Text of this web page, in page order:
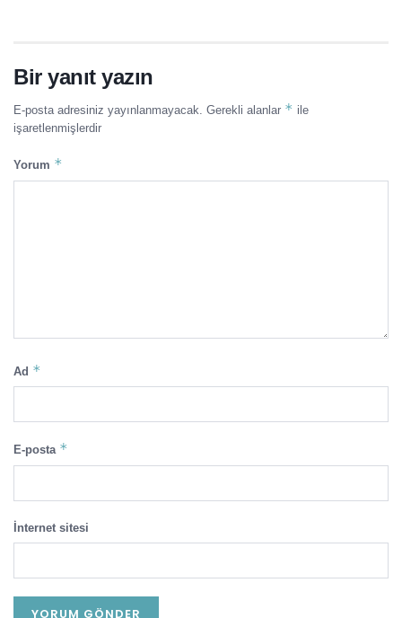
Bir yanıt yazın
E-posta adresiniz yayınlanmayacak. Gerekli alanlar * ile
işaretlenmişlerdir
Yorum *
Ad *
E-posta *
İnternet sitesi